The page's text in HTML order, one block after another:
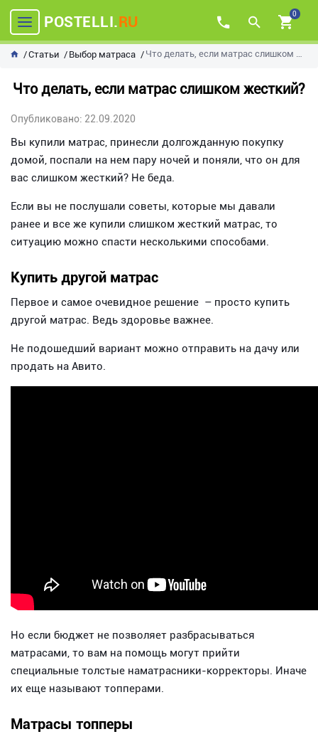
POSTELLI.RU 0
Статьи Выбор матраса Что делать, если матрас слишком жесткий?
Что делать, если матрас слишком жесткий?
Опубликовано: 22.09.2020
Вы купили матрас, принесли долгожданную покупку
домой, поспали на нем пару ночей и поняли, что он для
вас слишком жесткий? Не беда.
Если вы не послушали советы, которые мы давали
ранее и все же купили слишком жесткий матрас, то
ситуацию можно спасти несколькими способами.
Купить другой матрас
Первое и самое очевидное решение – просто купить
другой матрас. Ведь здоровье важнее.
Не подошедший вариант можно отправить на дачу или
продать на Авито.
Но если бюджет не позволяет разбрасываться
матрасами, то вам на помощь могут прийти
специальные толстые наматрасники-корректоры. Иначе
их еще называют топперами.
Матрасы топперы